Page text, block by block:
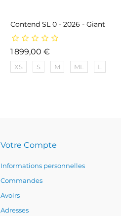
Contend SL 0 - 2026 - Giant
1 899,00 €
XS S M ML L
Votre Compte
Informations personnelles
Commandes
Avoirs
Adresses